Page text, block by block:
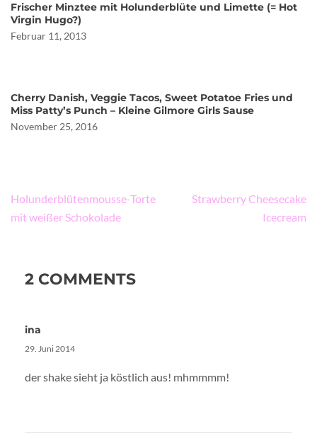
Frischer Minztee mit Holunderblüte und Limette (= Hot
Virgin Hugo?)
Februar 11, 2013
Cherry Danish, Veggie Tacos, Sweet Potatoe Fries und
Miss Patty’s Punch – Kleine Gilmore Girls Sause
November 25, 2016
Beitragsnavigation
Holunderblütenmousse-Torte
mit weißer Schokolade
Strawberry Cheesecake
Icecream
2 COMMENTS
ina
29. Juni 2014
der shake sieht ja köstlich aus! mhmmmm!